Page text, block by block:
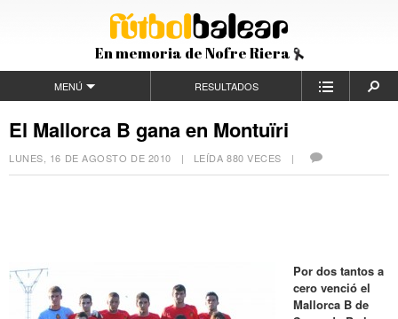
En memoria de Nofre Riera
MENÚ RESULTADOS
El Mallorca B gana en Montuïri
LUNES, 16 DE AGOSTO DE 2010 | LEÍDA 880 VECES |
Por dos tantos a
cero venció el
Mallorca B de